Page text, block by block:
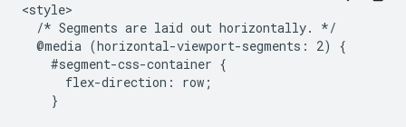
<style>
  /* Segments are laid out horizontally. */
  @media (horizontal-viewport-segments: 2) {
    #segment-css-container {
      flex-direction: row;
    }